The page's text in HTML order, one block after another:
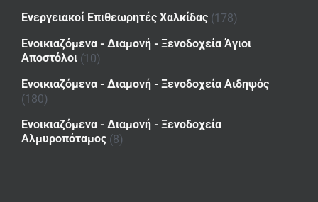
Ενεργειακοί Επιθεωρητές Χαλκίδας (178)
Ενοικιαζόμενα - Διαμονή - Ξενοδοχεία Άγιοι
Αποστόλοι (10)
Ενοικιαζόμενα - Διαμονή - Ξενοδοχεία Αιδηψός
(180)
Ενοικιαζόμενα - Διαμονή - Ξενοδοχεία
Αλμυροπόταμος (8)